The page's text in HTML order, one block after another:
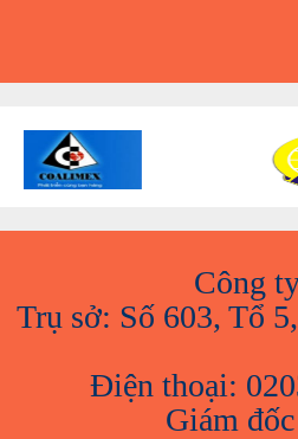
Công
Trụ sở: Số 603, Tổ
Điện thoại:
Giám